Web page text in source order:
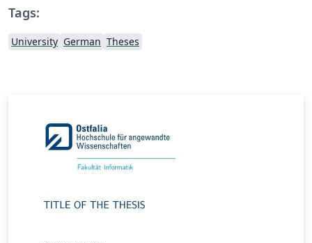
Tags:
University German Theses